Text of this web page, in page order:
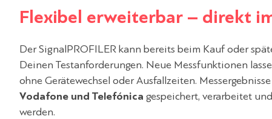
Flexibel erweiterbar – direkt
Der SignalPROFILER kann bereits beim Kauf oder
Deinen Testanforderungen. Neue Messfunktionen
ohne Gerätewechsel oder Ausfallzeiten.
Vodafone und Telefónica gespeichert, verarbeitet
werden.